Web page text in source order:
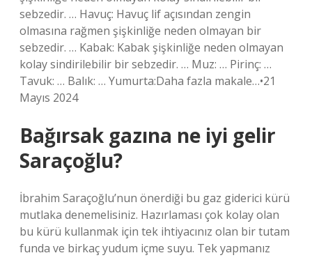
sebzedir. … Havuç: Havuç lif açısından zengin
olmasına rağmen şişkinliğe neden olmayan bir
sebzedir. … Kabak: Kabak şişkinliğe neden olmayan
kolay sindirilebilir bir sebzedir. … Muz: … Pirinç: …
Tavuk: … Balık: … Yumurta:Daha fazla makale…•21
Mayıs 2024
Bağırsak gazına ne iyi gelir
Saraçoğlu?
İbrahim Saraçoğlu’nun önerdiği bu gaz giderici kürü
mutlaka denemelisiniz. Hazırlaması çok kolay olan
bu kürü kullanmak için tek ihtiyacınız olan bir tutam
funda ve birkaç yudum içme suyu. Tek yapmanız